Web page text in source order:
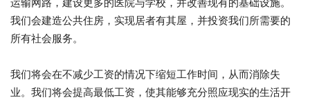
我们会建造公共住房，实现居者有其屋，并投资我们所需要的
所有社会服务。
我们将会在不减少工资的情况下缩短工作时间，从而消除失
业。我们将会提高最低工资，使其能够充分照应现实的生活开